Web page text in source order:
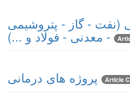
(نفت - گاز - پتروشیمی
- معدنی - فولاد و ...)
پروژه های درمانی Article